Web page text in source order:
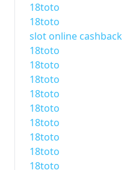
18toto
18toto
slot online
18toto
18toto
18toto
18toto
18toto
18toto
18toto
18toto
18toto